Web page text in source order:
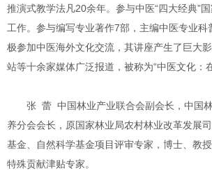
推演式教学法凡20余年。参与中医“四大经典”
工作。参与编写专业著作7部，主编中医专业科
极参加中医海外文化交流，其讲座产生了巨大
站等十余家媒体广泛报道，被称为“中医文化：
张 蕾 中国林业产业联合会副会长，中国
养分会会长，原国家林业局农村林业改革发展
基金、自然科学基金项目评审专家，博士、教
特殊贡献津贴专家。